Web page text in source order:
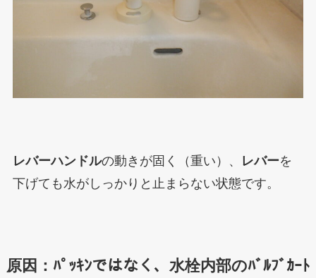
レバーハンドルの動きが固く（重い）、 レバーを
下げても水がしっかりと止まらない状態です。
原因：ﾊﾟｯｷﾝではなく、水栓内部のﾊﾞﾙﾌﾞｶｰﾄ